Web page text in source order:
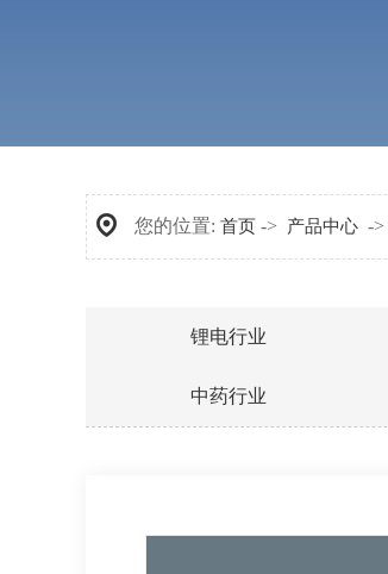
您的位置: 首页 -> 产品中心 ->
锂电行业
锂电分切圆刀
非标异形刀
中药行业